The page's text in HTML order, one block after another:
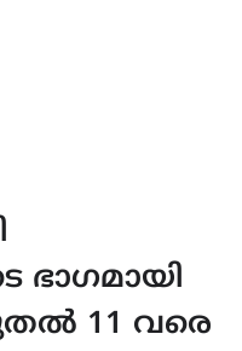
11 വരെ